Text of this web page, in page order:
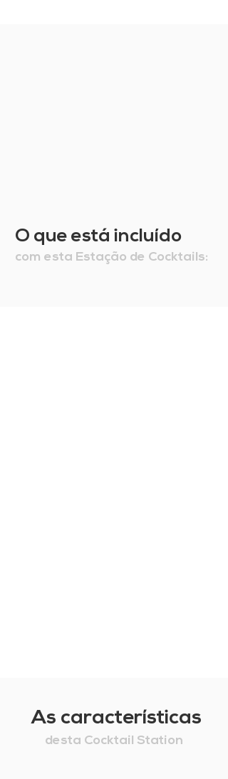
O que está incluído
com esta Estação de Cocktails:
As características
desta Cocktail Station